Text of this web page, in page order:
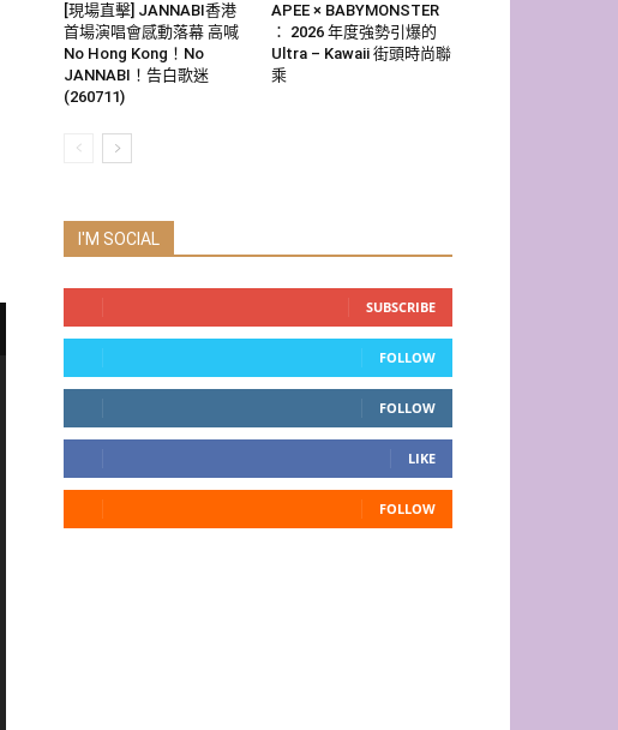
[現場直擊] JANNABI香港
首場演唱會感動落幕 高喊
No Hong Kong！No
JANNABI！告白歌迷
(260711)
APEE × BABYMONSTER
： 2026 年度強勢引爆的
Ultra – Kawaii 街頭時尚聯
乘
I'M SOCIAL
SUBSCRIBE
FOLLOW
FOLLOW
LIKE
FOLLOW